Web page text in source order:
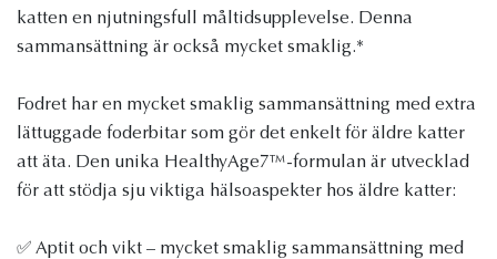
katten en njutningsfull måltidsupplevelse. Denna
sammansättning är också mycket smaklig.*
Fodret har en mycket smaklig sammansättning med extra
lättuggade foderbitar som gör det enkelt för äldre katter
att äta. Den unika HealthyAge7™-formulan är utvecklad
för att stödja sju viktiga hälsoaspekter hos äldre katter:
✅ Aptit och vikt – mycket smaklig sammansättning med